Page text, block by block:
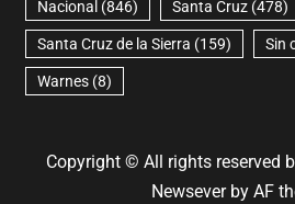
Nacional (846) Santa Cruz(478)
Santa Cruz de la Sierra (159) Sin
Warnes(8)
Copyright © All rights reserved
Newseverby AF